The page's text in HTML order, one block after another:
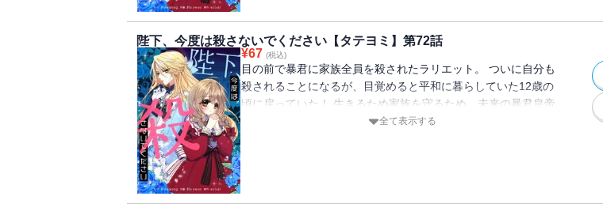
陛下、今度は殺さないでください【タテヨミ】第72話
¥67 (税込)
目の前で暴君に家族全員を殺されたラリエット。 ついに自分も
殺されることになるが、目覚めると平和に暮らしていた12歳の
頃に戻っていた！ 生きるため家族を守るため、未来の暴君皇帝
ルペルトの侍女になることを決意し家を出る。 でもこの時のル
全て表示する